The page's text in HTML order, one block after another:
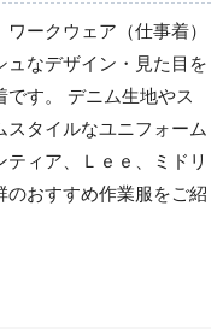
ャツ
ークウェア（仕事着）
ュなデザイン・見た目を
す。 デニム生地やス
スタイルなユニフォーム
ィア、Ｌｅｅ、ミドリ
おすすめ作業服をご紹